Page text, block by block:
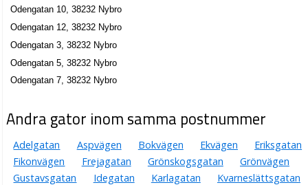
Odengatan 10, 38232 Nybro
Odengatan 12, 38232 Nybro
Odengatan 3, 38232 Nybro
Odengatan 5, 38232 Nybro
Odengatan 7, 38232 Nybro
Andra gator inom samma postnummer
Adelgatan Aspvägen Bokvägen Ekvägen
Eriksgatan
Fikonvägen
Frejagatan Grönskogsgatan
Grönvägen
Gustavsgatan
Idegatan Karlagatan
Kvarneslättsgatan